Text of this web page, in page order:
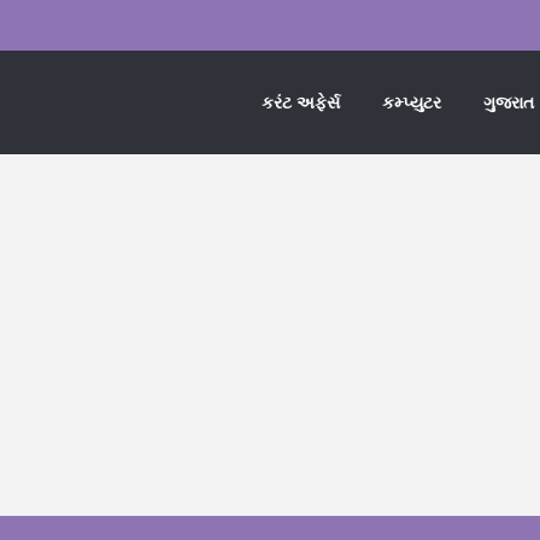
કરંટ અફેર્સ કમ્પ્યુટર ગુજરાત